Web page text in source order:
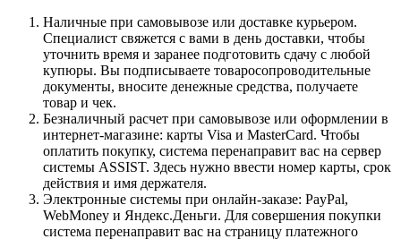
Наличные при самовывозе или доставке курьером.
Специалист свяжется с вами в день доставки, чтобы
уточнить время и заранее подготовить сдачу с любой
купюры. Вы подписываете товаросопроводительные
документы, вносите денежные средства, получаете
товар и чек.
Безналичный расчет при самовывозе или оформлении в
интернет-магазине: карты Visa и MasterCard. Чтобы
оплатить покупку, система перенаправит вас на сервер
системы ASSIST. Здесь нужно ввести номер карты, срок
действия и имя держателя.
Электронные системы при онлайн-заказе: PayPal,
WebMoney и Яндекс.Деньги. Для совершения покупки
система перенаправит вас на страницу платежного